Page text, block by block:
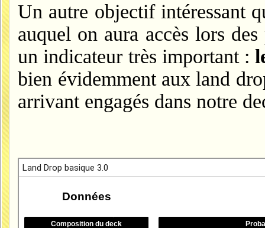
Un autre objectif intéressant
auquel on aura accès lors
un indicateur très important :
bien évidemment aux land
arrivant engagés dans notre